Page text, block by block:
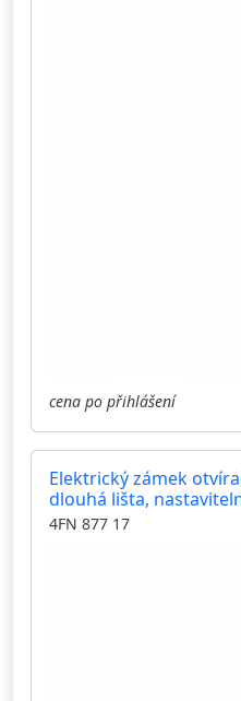
cena po přihlášení
Elektrický zámek
dlouhá lišta,
4FN 877 17